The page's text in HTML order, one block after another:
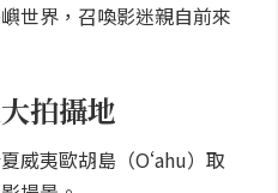
世界，召喚影迷親自前來
拍攝地
威夷歐胡島（Oʻahu）取